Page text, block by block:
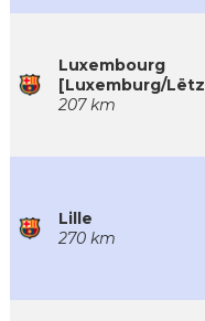
Luxembourg
[Luxemburg/
207 km
Lille
270 km